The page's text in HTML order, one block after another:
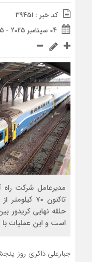
کد خبر : 39451
04 سپتامبر 2025 - 21:15
مدیرعامل شرکت
تاکنون ۷۰
حلقه نهایی کریدور
است و این عملیات با
جبارعلی ذاکری روز